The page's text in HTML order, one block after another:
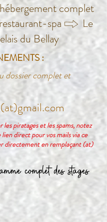
complet
spaB Le
du Bellay
:
dossier complet et
piratages et les spams, notez
lien direct pour vos mails via ce
directement en remplaçant (at)
complet des stages